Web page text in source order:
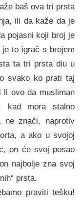
baš ova tri prsta
ili da kaže da je
pojasni koji broj je
to igrač s brojem
ta tri prsta di‍u u
svako ko prati taj
li ovo da musliman
kad mora stalno
ne znači, naprotiv
a ako u svojoj
on će svoj posao
najbolje zna svoj
prsta.
praviti tešku!